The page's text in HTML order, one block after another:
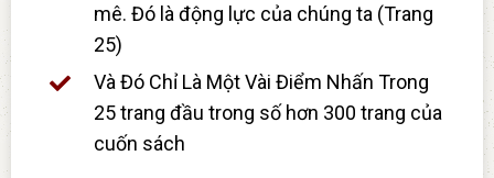
mê. Đó là động lực của chúng ta (Trang
25)
Và Đó Chỉ Là Một Vài Điểm Nhấn Trong
25 trang đầu trong số hơn 300 trang của
cuốn sách